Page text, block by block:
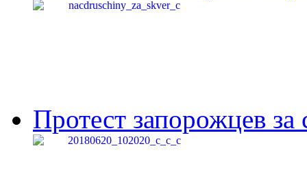
Протест запорожцев за